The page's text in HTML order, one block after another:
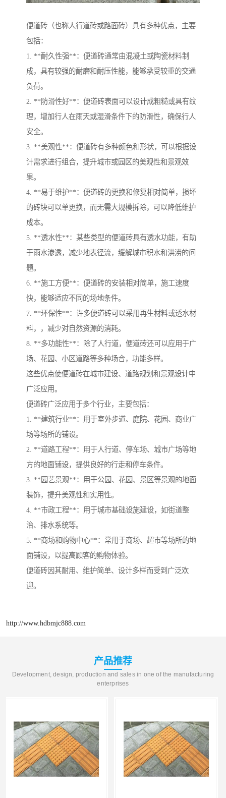
便道砖（也称人行道砖或路面砖）具有多种优点，主要
包括：
1. **耐久性强**：便道砖通常由混凝土或陶瓷材料制
成，具有较强的耐磨和耐压性能，能够承受较重的交通
负荷。
2. **防滑性好**：便道砖表面可以设计成粗糙或具有纹
理，增加行人在雨天或湿滑条件下的防滑性，确保行人
安全。
3. **美观性**：便道砖有多种颜色和形状，可以根据设
计需求进行组合，提升城市或园区的美观性和景观效
果。
4. **易于维护**：便道砖的更换和修复相对简单，损坏
的砖块可以单更换，而无需大规模拆除，可以降低维护
成本。
5. **透水性**：某些类型的便道砖具有透水功能，有助
于雨水渗透，减少地表径流，缓解城市积水和洪涝的问
题。
6. **施工方便**：便道砖的安装相对简单，施工速度
快，能够适应不同的场地条件。
7. **环保性**：许多便道砖可以采用再生材料或透水材
料，，减少对自然资源的消耗。
8. **多功能性**：除了人行道，便道砖还可以应用于广
场、花园、小区道路等多种场合，功能多样。
这些优点使便道砖在城市建设、道路规划和景观设计中
广泛应用。
便道砖广泛应用于多个行业，主要包括：
1. **建筑行业**：用于室外步道、庭院、花园、商业广
场等场所的铺设。
2. **道路工程**：用于人行道、停车场、城市广场等地
方的地面铺设，提供良好的行走和停车条件。
3. **园艺景观**：用于公园、花园、景区等景观的地面
装饰，提升美观性和实用性。
4. **市政工程**：用于城市基础设施建设，如街道整
治、排水系统等。
5. **商场和购物中心**：常用于商场、超市等场所的地
面铺设，以提高顾客的购物体验。
便道砖因其耐用、维护简单、设计多样而受到广泛欢
迎。
http://www.hdbmjc888.com
产品推荐
Development, design, production and sales in one of the manufacturing
enterprises